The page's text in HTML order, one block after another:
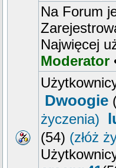
Na Forum
Najwięcej
Moderator
Dwoogie
życzenia)
(54) (złóż